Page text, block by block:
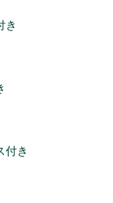
き
付き